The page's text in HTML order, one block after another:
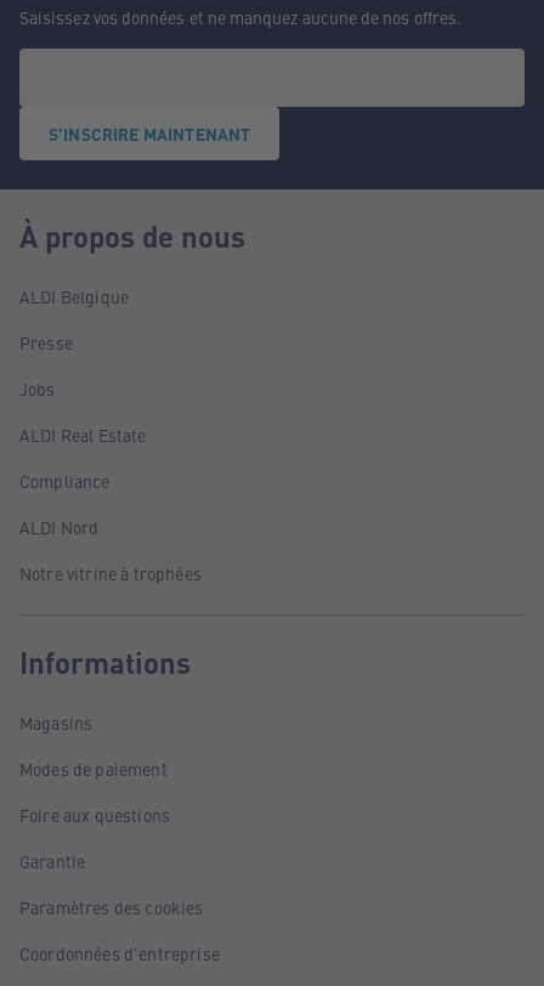
Saisissez vos données et ne manquez aucune de nos offres.
S'INSCRIRE MAINTENANT
À propos de nous
ALDI Belgique
Presse
Jobs
ALDI Real Estate
Compliance
ALDI Nord
Notre vitrine à trophées
Informations
Magasins
Modes de paiement
Foire aux questions
Garantie
Paramètres des cookies
Coordonnées d'entreprise